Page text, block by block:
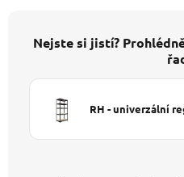
Nejste si jistí?
RH - univerzální